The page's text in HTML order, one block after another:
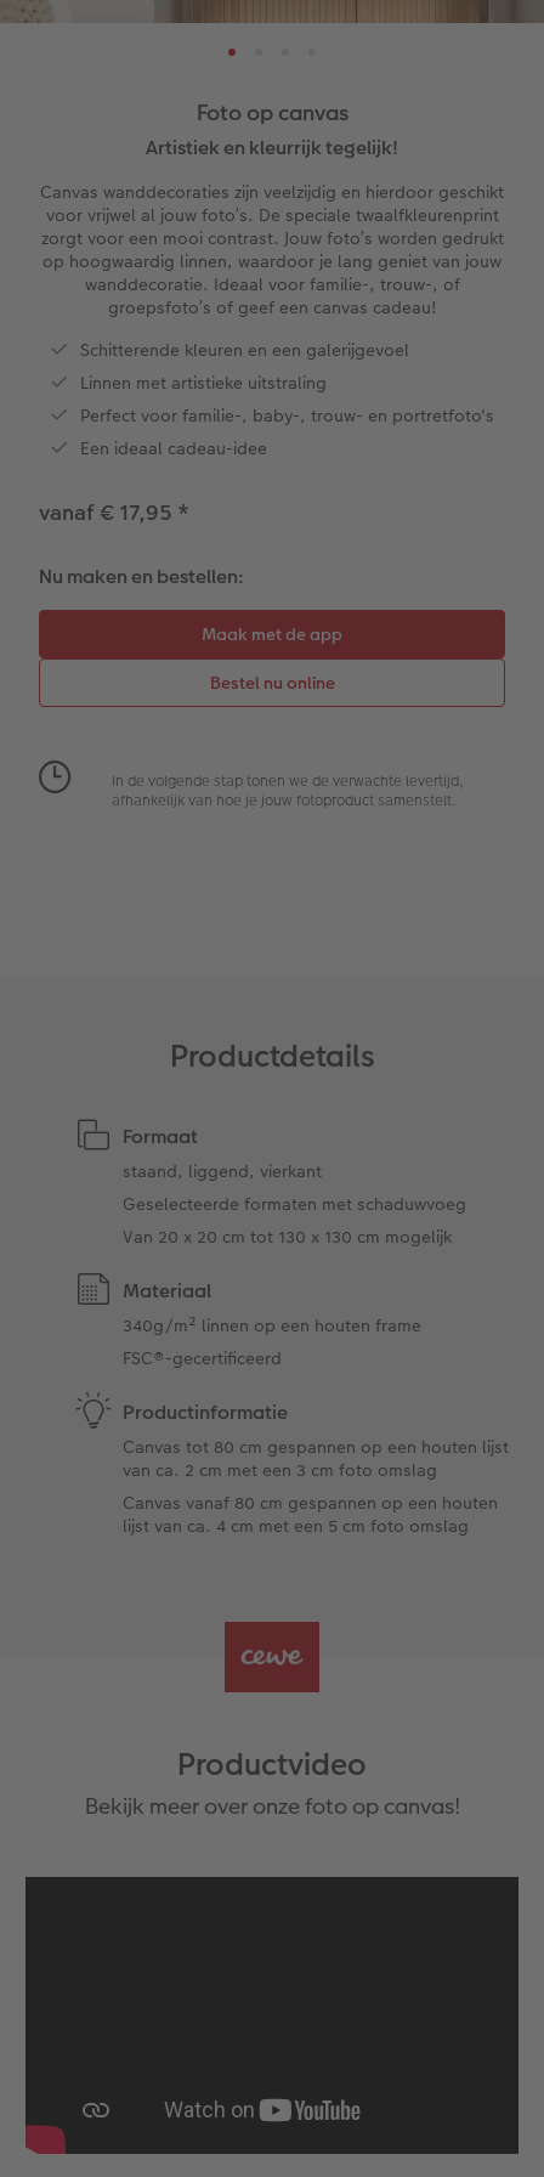
XL
XXL Liggend
Compact Liggend
Compact Vierkant
Kids
Papiersoorten
Kaftsoorten
Extra's
Art Collection
Making Memories
Matte prints
Mini retro prints
Square prints
Fine art prints
Mini prints
Foto in lijst
Premium poster
Fotobox
Lijsten
Alle extra's
Foto op aluminium
Foto op forex
Foto op hout
Foto op hexxas
Meerluik
Alle extra's
Agenda's
Papiersoorten
Fineline wandkalender
Om op te schrijven
Met designs
Making Memories Wandkalenders
Alle extra's
Speelgoed
Textiel
Fotomagneten
Dierencadeaus
Telefoonhoesjes
Fotogeschenkboxen
Menu- en tafelkaarten
Trouwkaarten
Babykaarten
Verjaardagskaarten
Communiekaarten
Alle thema's
Met reliëfopdruk
Zoek je winkel
Foto op canvas
Artistiek en kleurrijk tegelijk!
Canvas wanddecoraties zijn veelzijdig en hierdoor geschikt
voor vrijwel al jouw foto’s. De speciale twaalfkleurenprint
zorgt voor een mooi contrast. Jouw foto’s worden gedrukt
op hoogwaardig linnen, waardoor je lang geniet van jouw
wanddecoratie. Ideaal voor familie-, trouw-, of
groepsfoto’s of geef een canvas cadeau!
Schitterende kleuren en een galerijgevoel
Linnen met artistieke uitstraling
Perfect voor familie-, baby-, trouw- en portretfoto's
Een ideaal cadeau-idee
vanaf € 17,95 *
Nu maken en bestellen:
In de volgende stap tonen we de verwachte levertijd,
afhankelijk van hoe je jouw fotoproduct samenstelt.
Productdetails
Formaat
staand, liggend, vierkant
Geselecteerde formaten met schaduwvoeg
Van 20 x 20 cm tot 130 x 130 cm mogelijk
Materiaal
340g/m² linnen op een houten frame
FSC®-gecertificeerd
Productinformatie
Canvas tot 80 cm gespannen op een houten lijst
van ca. 2 cm met een 3 cm foto omslag
Canvas vanaf 80 cm gespannen op een houten
lijst van ca. 4 cm met een 5 cm foto omslag
Productvideo
Bekijk meer over onze foto op canvas!